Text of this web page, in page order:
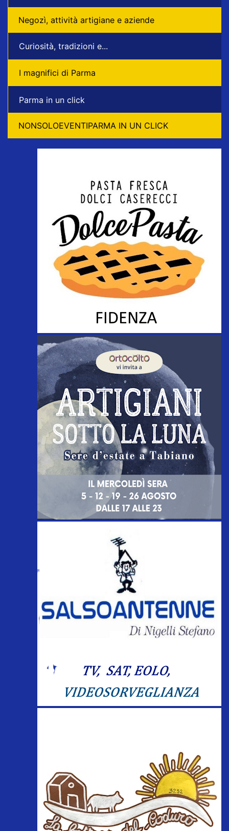
Negozì, attività artigiane e aziende
Curiosità, tradizioni e...
I magnifici di Parma
Parma in un click
NONSOLOEVENTIPARMA IN UN CLICK